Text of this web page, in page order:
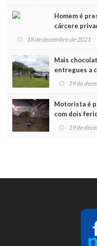
Homem é
cárcere
18 de dezembro de 2021
Mais
entregues a
19 de
Motorista é
com dois
19 de